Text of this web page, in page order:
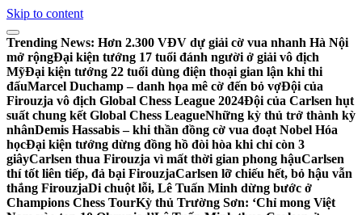
Skip to content
Trending News: Hơn 2.300 VĐV dự giải cờ vua nhanh Hà Nội
mở rộngĐại kiện tướng 17 tuổi đánh người ở giải vô địch
MỹĐại kiện tướng 22 tuổi dùng điện thoại gian lận khi thi
đấuMarcel Duchamp – danh họa mê cờ đến bỏ vợĐội của
Firouzja vô địch Global Chess League 2024Đội của Carlsen hụt
suất chung kết Global Chess LeagueNhững kỳ thủ trở thành kỳ
nhânDemis Hassabis – khi thần đồng cờ vua đoạt Nobel Hóa
họcĐại kiện tướng dừng đồng hồ đòi hòa khi chỉ còn 3
giâyCarlsen thua Firouzja vì mất thời gian phong hậuCarlsen
thí tốt liên tiếp, đả bại FirouzjaCarlsen lỡ chiếu hết, bỏ hậu vẫn
thắng FirouzjaDi chuột lỗi, Lê Tuấn Minh dừng bước ở
Champions Chess TourKỳ thủ Trường Sơn: ‘Chỉ mong Việt